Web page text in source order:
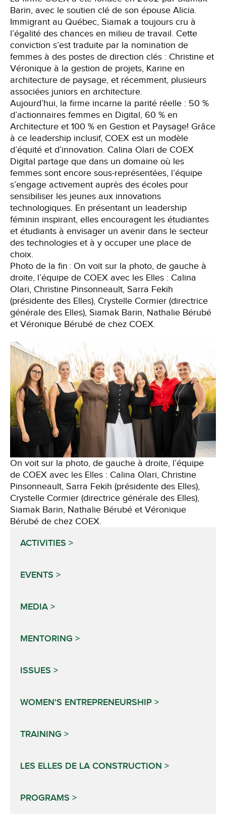
Barin, avec le soutien clé de son épouse Alicia.
Immigrant au Québec, Siamak a toujours cru à
l’égalité des chances en milieu de travail. Cette
conviction s’est traduite par la nomination de
femmes à des postes de direction clés : Christine et
Véronique à la gestion de projets, Karine en
architecture de paysage, et récemment, plusieurs
associées juniors en architecture.
Aujourd’hui, la firme incarne la parité réelle : 50 %
d’actionnaires femmes en Digital, 60 % en
Architecture et 100 % en Gestion et Paysage! Grâce
à ce leadership inclusif, COEX est un modèle
d’équité et d’innovation. Calina Olari de COEX
Digital partage que dans un domaine où les
femmes sont encore sous-représentées, l’équipe
s’engage activement auprès des écoles pour
sensibiliser les jeunes aux innovations
technologiques. En présentant un leadership
féminin inspirant, elles encouragent les étudiantes
et étudiants à envisager un avenir dans le secteur
des technologies et à y occuper une place de
choix.
Photo de la fin : On voit sur la photo, de gauche à
droite, l’équipe de COEX avec les Elles : Calina
Olari, Christine Pinsonneault, Sarra Fekih
(présidente des Elles), Crystelle Cormier (directrice
générale des Elles), Siamak Barin, Nathalie Bérubé
et Véronique Bérubé de chez COEX.
On voit sur la photo, de gauche à droite, l’équipe
de COEX avec les Elles : Calina Olari, Christine
Pinsonneault, Sarra Fekih (présidente des Elles),
Crystelle Cormier (directrice générale des Elles),
Siamak Barin, Nathalie Bérubé et Véronique
Bérubé de chez COEX.
ACTIVITIES
EVENTS
MEDIA
MENTORING
ISSUES
WOMEN'S ENTREPRENEURSHIP
TRAINING
LES ELLES DE LA CONSTRUCTION
PROGRAMS